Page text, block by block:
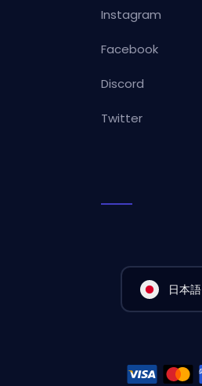
Instagram
Facebook
Discord
Twitter
日本語